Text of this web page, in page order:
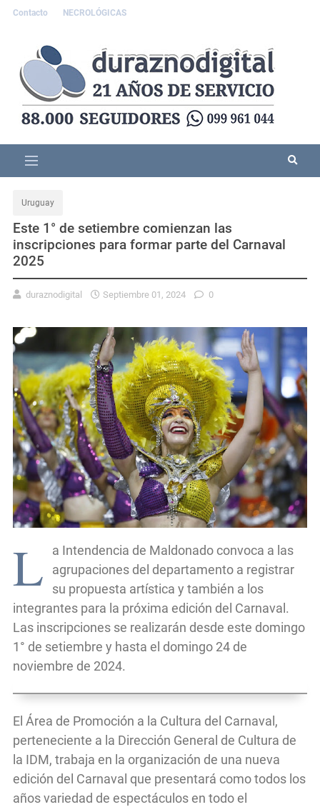
Contacto NECROLÓGICAS
Uruguay
Este 1° de setiembre comienzan las
inscripciones para formar parte del Carnaval
2025
duraznodigital Septiembre 01, 2024 0
L
a Intendencia de Maldonado convoca a las
agrupaciones del departamento a registrar
su propuesta artística y también a los
integrantes para la próxima edición del Carnaval.
Las inscripciones se realizarán desde este domingo
1° de setiembre y hasta el domingo 24 de
noviembre de 2024.
El Área de Promoción a la Cultura del Carnaval,
perteneciente a la Dirección General de Cultura de
la IDM, trabaja en la organización de una nueva
edición del Carnaval que presentará como todos los
años variedad de espectáculos en todo el